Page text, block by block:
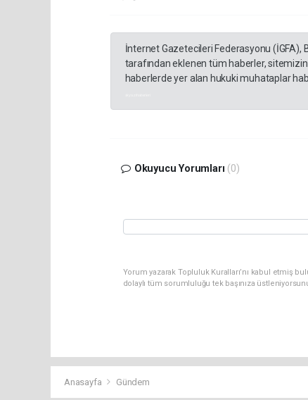
İnternet Gazetecileri Federasyonu (İGFA),
tarafından eklenen tüm haberler,
haberlerde yer alan hukuki muhataplar
Okuyucu Yorumları (0)
Yorum yazarak Topluluk Kuralları’nı kabul etmiş
dolaylı tüm sorumluluğu tek başınıza
Anasayfa Gündem